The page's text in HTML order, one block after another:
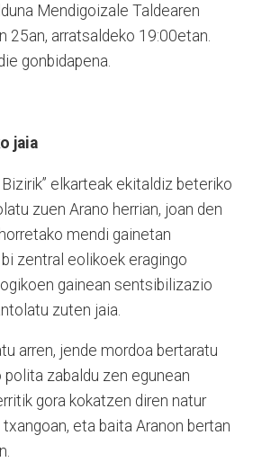
Mendigoizale Taldearen
25an, arratsaldeko 19:00etan.
gonbidapena.
jaia
elkarteak ekitaldiz beteriko
zuen Arano herrian, joan den
mendi gainetan
zentral eolikoek eragingo
gainean sentsibilizazio
zuten jaia.
arren, jende mordoa bertaratu
polita zabaldu zen egunean
gora kokatzen diren natur
eta baita Aranon bertan